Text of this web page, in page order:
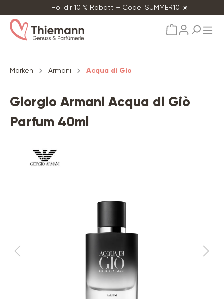
Hol dir 10 % Rabatt – Code: SUMMER10 ☀️
Marken Armani Acqua di Gio
Giorgio Armani Acqua di Giò
Parfum 40ml